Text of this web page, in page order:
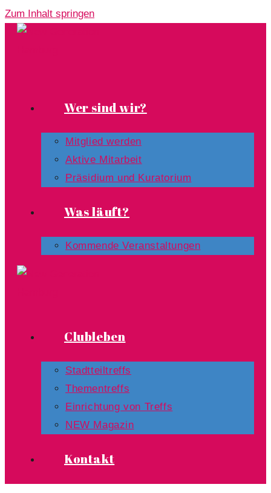
Zum Inhalt springen
Wer sind wir?
Mitglied werden
Aktive Mitarbeit
Präsidium und Kuratorium
Was läuft?
Kommende Veranstaltungen
Clubleben
Stadtteiltreffs
Thementreffs
Einrichtung von Treffs​
NEW Magazin
Kontakt